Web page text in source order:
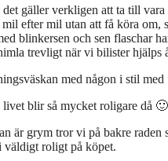
gäller verkligen att ta till
efter mil utan att få köra
blinkersen och sen flaschar
trevligt när vi bilister hjälps
med någon i stil
livet blir så mycket roligare då 🙂
är grym tror vi på bakre
väldigt roligt på köpet.